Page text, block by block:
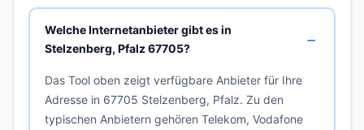
Welche Internetanbieter gibt es in
Stelzenberg, Pfalz 67705?
Das Tool oben zeigt verfügbare Anbieter für Ihre
Adresse in 67705 Stelzenberg, Pfalz. Zu den
typischen Anbietern gehören Telekom, Vodafone